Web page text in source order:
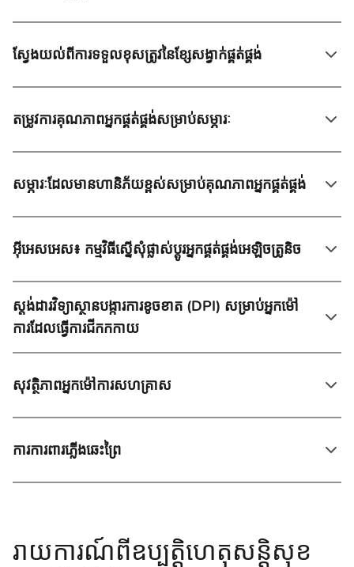
ស្វែងយល់ពីការទទួលខុសត្រូវនៃខ្សែសង្វាក់ផ្គត់ផ្គង់
តម្រូវការគុណភាពអ្នកផ្គត់ផ្គង់សម្រាប់សម្ភារៈ
សម្ភារៈដែលមានហានិភ័យខ្ពស់សម្រាប់គុណភាពអ្នកផ្គត់ផ្គង់
អ៊ីអេសអេស៖ កម្មវិធីស្នើសុំផ្លាស់ប្តូរអ្នកផ្គត់ផ្គង់អេឡិចត្រូនិច
ស្តង់ដារវិទ្យាស្ថានបង្ការការខូចខាត (DPI) សម្រាប់អ្នកម៉ៅ
ការដែលធ្វើការជីកកកាយ
សុវត្ថិភាពអ្នកម៉ៅការសហគ្រាស
ការការពារភ្លើងឆេះព្រៃ
រាយការណ៍ពីឧប្បត្តិហេតុសន្តិសុខ